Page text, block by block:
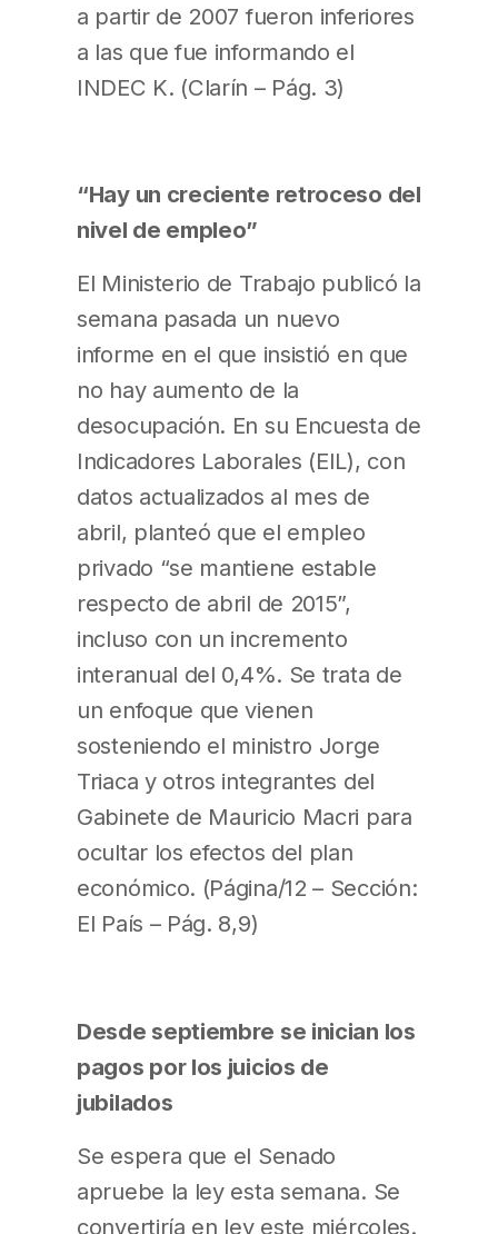
a partir de 2007 fueron inferiores
a las que fue informando el
INDEC K. (Clarín – Pág. 3)
“Hay un creciente retroceso del
nivel de empleo”
El Ministerio de Trabajo publicó la
semana pasada un nuevo
informe en el que insistió en que
no hay aumento de la
desocupación. En su Encuesta de
Indicadores Laborales (EIL), con
datos actualizados al mes de
abril, planteó que el empleo
privado “se mantiene estable
respecto de abril de 2015”,
incluso con un incremento
interanual del 0,4%. Se trata de
un enfoque que vienen
sosteniendo el ministro Jorge
Triaca y otros integrantes del
Gabinete de Mauricio Macri para
ocultar los efectos del plan
económico. (Página/12 – Sección:
El País – Pág. 8,9)
Desde septiembre se inician los
pagos por los juicios de
jubilados
Se espera que el Senado
apruebe la ley esta semana. Se
convertiría en ley este miércoles.